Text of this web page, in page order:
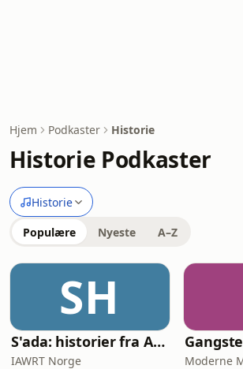
Hjem Podkaster Historie
Historie Podkaster
Historie
Populære Nyeste A–Z
SH
S'ada: historier fra Afghanistan
IAWRT Norge Moderne